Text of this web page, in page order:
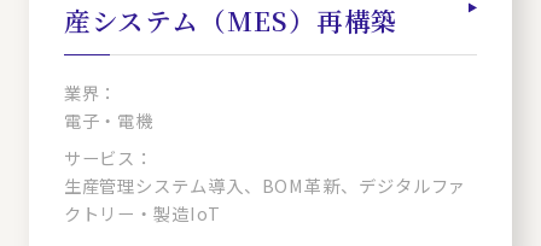
産システム（MES）再構築
業界：
電子・電機
サービス：
生産管理システム導入、BOM革新、デジタルファ
クトリー・製造IoT